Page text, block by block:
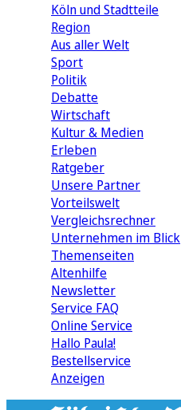
Köln und Stadtteile
Region
Aus aller Welt
Sport
Politik
Debatte
Wirtschaft
Kultur & Medien
Erleben
Ratgeber
Unsere Partner
Vorteilswelt
Vergleichsrechner
Unternehmen im Blick
Themenseiten
Altenhilfe
Newsletter
Service FAQ
Online Service
Hallo Paula!
Bestellservice
Anzeigen